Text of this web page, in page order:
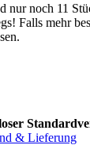
nur noch 11
Falls mehr
& Lieferung